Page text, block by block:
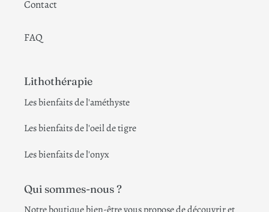
Contact
FAQ
Lithothérapie
Les bienfaits de l'améthyste
Les bienfaits de l'oeil de tigre
Les bienfaits de l'onyx
Qui sommes-nous ?